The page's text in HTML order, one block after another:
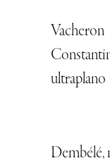
Vacheron
ultraplano
Dembélé,